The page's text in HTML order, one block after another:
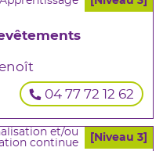
04 77 72 12 62
et/ou
continue
[Niveau 3]